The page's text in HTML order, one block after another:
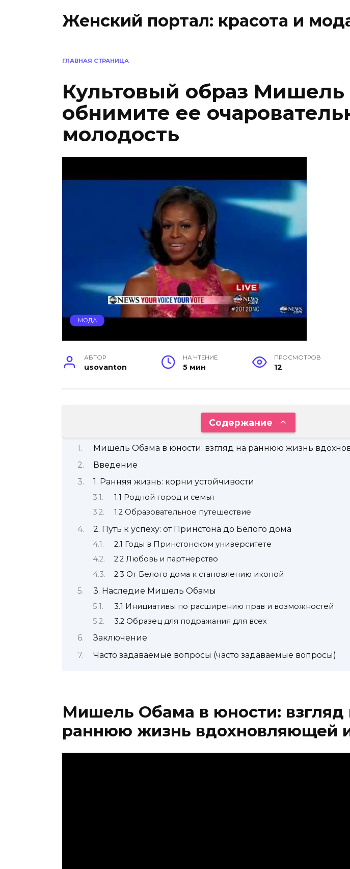
Женский портал: красота и
ГЛАВНАЯ СТРАНИЦА
Культовый образ
обнимите ее
молодость
МОДА
АВТОР
usovanton
НА ЧТЕНИЕ
5 мин
ПРОСМОТРОВ
12
Содержание
Мишель Обама в юности: взгляд на раннюю жизнь
Введение
1. Ранняя жизнь: корни устойчивости
1.1 Родной город и семья
1.2 Образовательное путешествие
2. Путь к успеху: от Принстона до Белого дома
2,1 Годы в Принстонском университете
2.2 Любовь и партнерство
2.3 От Белого дома к становлению иконой
3. Наследие Мишель Обамы
3.1 Инициативы по расширению прав и возможностей
3.2 Образец для подражания для всех
Заключение
Часто задаваемые вопросы (часто задаваемые вопросы)
Мишель Обама в юности: взгляд
раннюю жизнь вдохновляющей